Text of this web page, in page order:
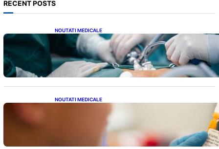
RECENT POSTS
NOUTATI MEDICALE
Colecistectomia: O Privire Detaliată Asupra
Intervenției Chirurgicale și Impactul Său
Asupra Sănătății
NOUTATI MEDICALE
Experimental Împotriva Cancerului de Colon
în Studiu Uman